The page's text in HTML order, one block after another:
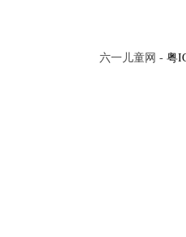
六一儿童网 - 粤